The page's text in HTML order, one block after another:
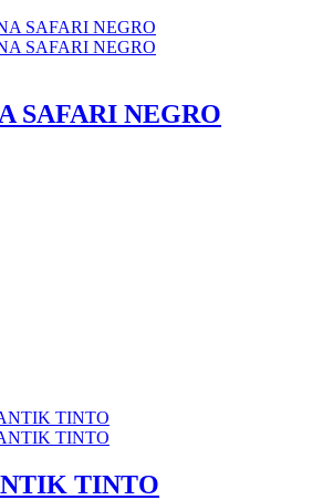
SAFARI NEGRO
TINTO